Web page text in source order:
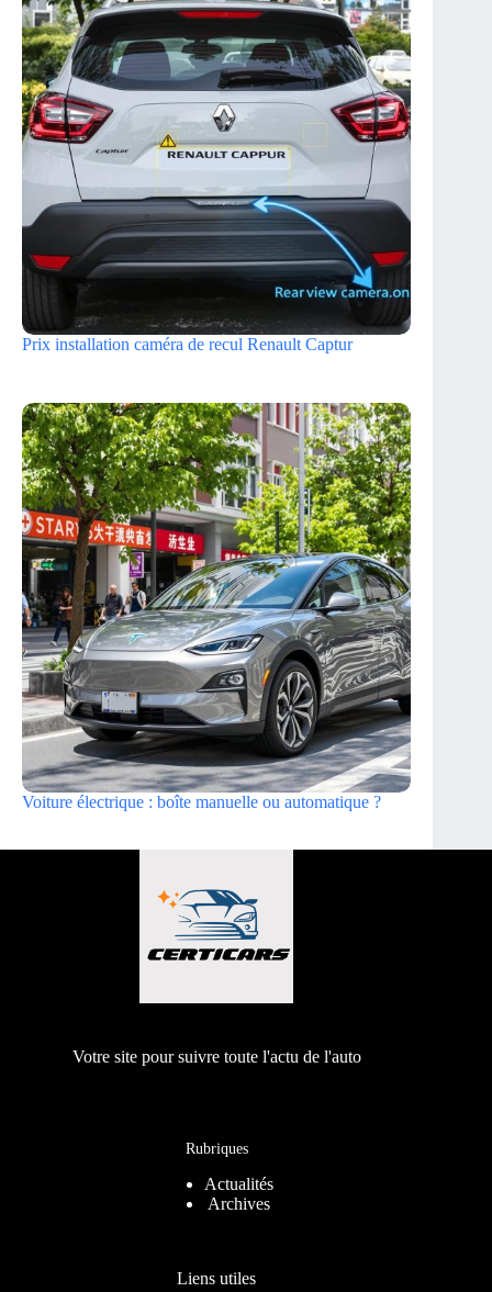
Prix installation caméra de recul Renault Captur
Voiture électrique : boîte manuelle ou automatique ?
Votre site pour suivre toute l'actu de l'auto
Rubriques
Actualités
Archives
Liens utiles